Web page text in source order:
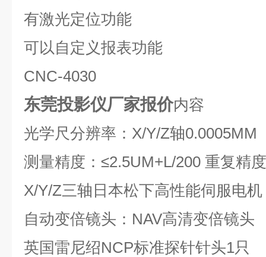
有激光定位功能
可以自定义报表功能
CNC-4030
东莞投影仪厂家报价内容
光学尺分辨率：X/Y/Z轴0.0005MM
测量精度：≤2.5UM+L/200 重复精
X/Y/Z三轴日本松下高性能伺服电
自动变倍镜头：NAV高清变倍镜头
英国雷尼绍NCP标准探针针头1只